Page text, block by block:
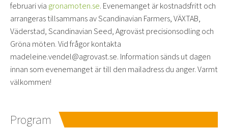
februari via gronamoten.se. Evenemanget är kostnadsfritt och
arrangeras tillsammans av Scandinavian Farmers, VÄXTAB,
Väderstad, Scandinavian Seed, Agroväst precisionsodling och
Gröna möten. Vid frågor kontakta
madeleine.vendel@agrovast.se. Information sänds ut dagen
innan som evenemanget är till den mailadress du anger. Varmt
välkommen!
Program